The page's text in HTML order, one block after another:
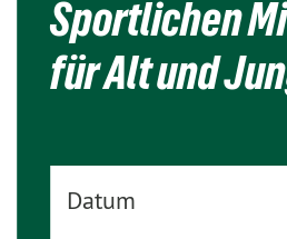
Sportlichen
für Alt und
Datum